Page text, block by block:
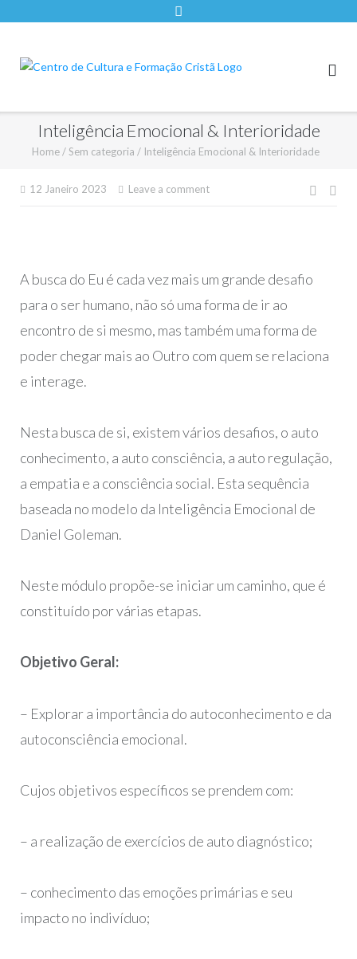
Inteligência Emocional & Interioridade
Home / Sem categoria / Inteligência Emocional & Interioridade
12 Janeiro 2023 Leave a comment
A busca do Eu é cada vez mais um grande desafio
para o ser humano, não só uma forma de ir ao
encontro de si mesmo, mas também uma forma de
poder chegar mais ao Outro com quem se relaciona
e interage.
Nesta busca de si, existem vários desafios, o auto
conhecimento, a auto consciência, a auto regulação,
a empatia e a consciência social. Esta sequência
baseada no modelo da Inteligência Emocional de
Daniel Goleman.
Neste módulo propõe-se iniciar um caminho, que é
constituído por várias etapas.
Objetivo Geral:
– Explorar a importância do autoconhecimento e da
autoconsciência emocional.
Cujos objetivos específicos se prendem com:
– a realização de exercícios de auto diagnóstico;
– conhecimento das emoções primárias e seu
impacto no indivíduo;